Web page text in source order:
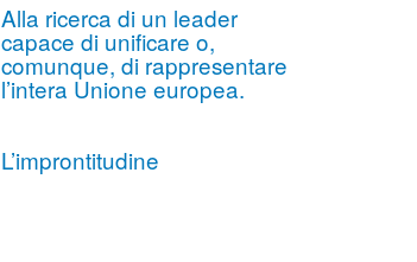
Alla ricerca di un leader
capace di unificare o,
comunque, di rappresentare
l’intera Unione europea.
L’improntitudine